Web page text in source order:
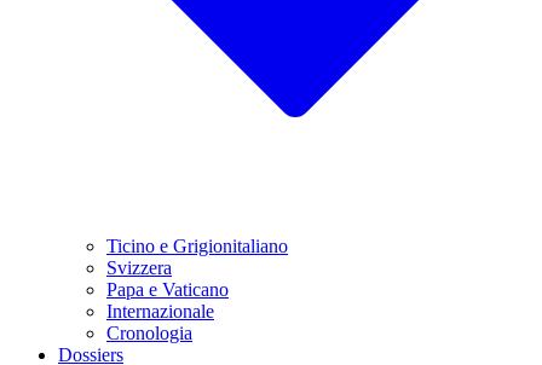
Ticino e Grigionitaliano
Svizzera
Papa e Vaticano
Internazionale
Cronologia
Dossiers